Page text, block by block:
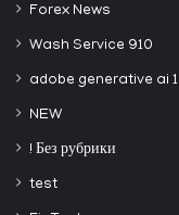
Forex News
Wash Service 910
adobe generative ai 1
NEW
! Без рубрики
test